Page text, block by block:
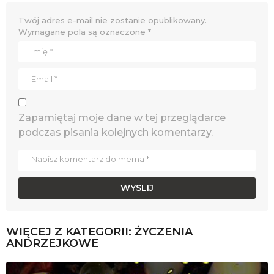
Twój adres e-mail nie zostanie opublikowany.
Wymagane pola są oznaczone *
Zapamiętaj moje dane w tej przeglądarce
podczas pisania kolejnych komentarzy.
WIĘCEJ Z KATEGORII: ŻYCZENIA
ANDRZEJKOWE